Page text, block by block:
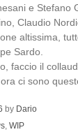
e Stefano
Claudio
altissima,
Sardo.
faccio il
ci sono
by Dario
,WIP